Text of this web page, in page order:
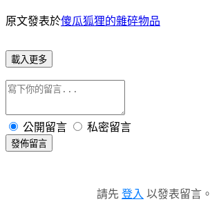
原文發表於傻瓜狐狸的雜碎物品
載入更多
公開留言 私密留言
發佈留言
請先 登入 以發表留言。